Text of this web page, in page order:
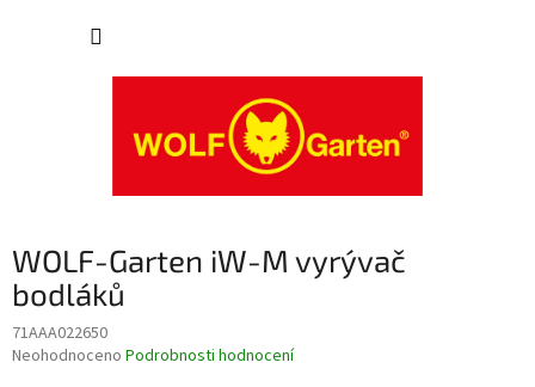
WOLF-Garten iW-M vyrývač
bodláků
71AAA022650
Průměrné
Neohodnoceno Podrobnosti hodnocení